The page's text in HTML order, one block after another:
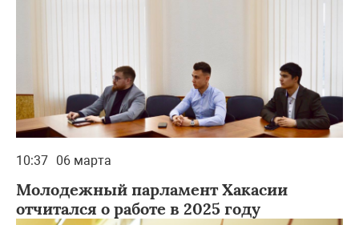
10:37 06 марта
Молодежный парламент Хакасии
отчитался о работе в 2025 году